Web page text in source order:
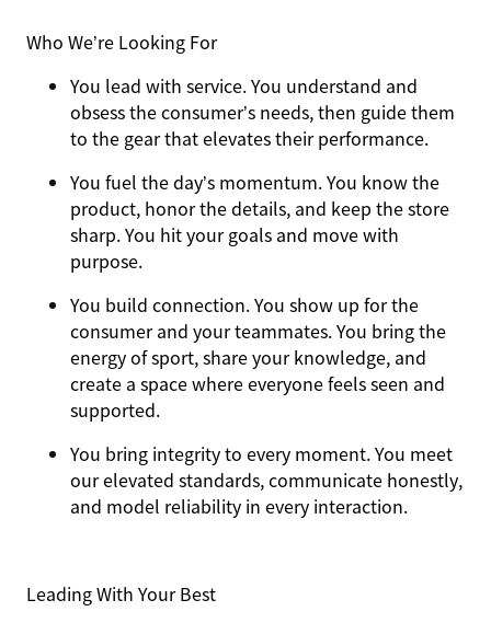
Who We’re Looking For
You lead with service.You understand and
obsess the consumer’s needs, then guide them
to the gear that elevates their performance.
You fuel the day’s momentum. You know the
product, honor the details, and keep the store
sharp. You hit your goals and move with
purpose.
You build connection. You show up for the
consumer and your teammates. You bring the
energy of sport, share your knowledge, and
create a space where everyone feels seen and
supported.
You bring integrityto every moment. You meet
our elevated standards, communicate honestly,
and model reliability in every interaction.
Leading With Your Best